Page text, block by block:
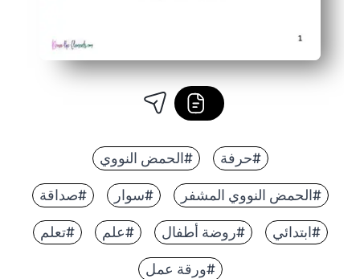
#حرفة #الحمض النووي
#الحمض النووي المشفر #سوار #صداقة
#ابتدائي #روضة أطفال #علم #تعلم
#ورقة عمل